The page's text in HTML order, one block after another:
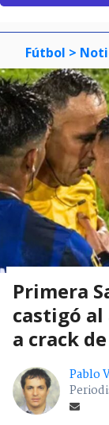
Fútbol >
Primera
castigó
a crack
Pablo